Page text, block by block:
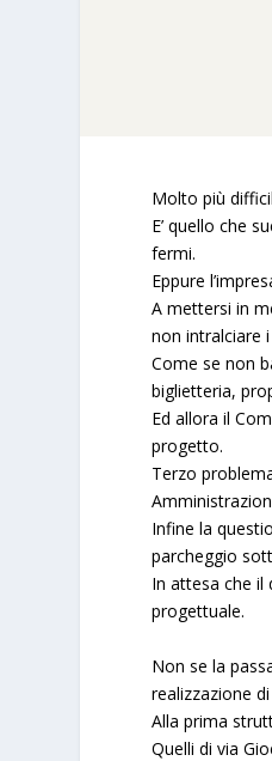
Molto più
E’ quello che
fermi.
Eppure
A mettersi in
non intralciare
Come se non
biglietteria,
Ed allora il
progetto.
Terzo
Infine la
parcheggio
In attesa che il
progettuale.
Non se la
realizzazione
Alla prima
Quelli di via